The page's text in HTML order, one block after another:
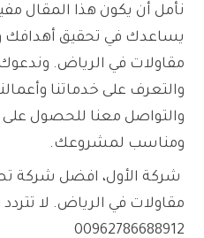
نأمل أن يكون هذا المقال
يساعدك في تحقيق
مقاولات في الرياض. وندعوك
والتعرف على خدماتنا
والتواصل معنا للحصول
ومناسب لمشروعك.
شركة الأول، افضل شركة
مقاولات في الرياض. لا
00962786688912